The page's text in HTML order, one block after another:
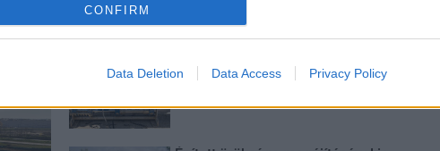
CONFIRM
Data Deletion Data Access Privacy Policy
Egyetlen, fél évszázados